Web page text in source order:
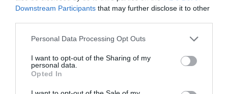
Downstream Participants that may further disclose it to other
Please note that this website/app uses one or more Google
not limited to your visit or usage behaviour. You may click to
grant or deny consent to Google and its third-party tags to
use your data for below specified purposes in below Google
consent section.
Personal Data Processing Opt Outs
I want to opt-out of the Sharing of my
personal data.
Opted In
izomgörcsök és izomfájdalmak.
Megosztás: Facebook Twitter Pinterest
Címkék: egészség
Korábbi bejegyzések Következő bejegyzés